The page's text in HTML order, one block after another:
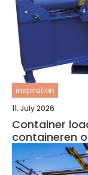
inspiration
11. July 2026
Container
containeren